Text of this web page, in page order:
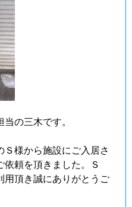
の三木です。
様から施設にご入居さ
頼を頂きました。Ｓ
用頂き誠にありがとうご